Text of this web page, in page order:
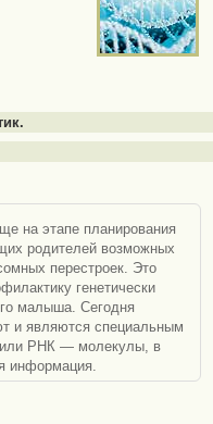
на этапе планирования
родителей возможных
перестроек. Это
генетически
малыша. Сегодня
и являются специальным
или РНК — молекулы, в
информация.